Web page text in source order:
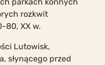
rozkwit
80, XX w.
Lutowisk,
słynącego przed